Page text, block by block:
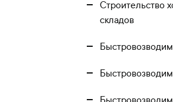
Строительство
складов